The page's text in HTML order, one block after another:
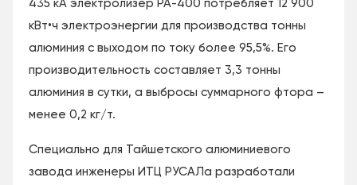
435 кА электролизер РА-400 потребляет 12 900
кВт•ч электроэнергии для производства тонны
алюминия с выходом по току более 95,5%. Его
производительность составляет 3,3 тонны
алюминия в сутки, а выбросы суммарного фтора –
менее 0,2 кг/т.
Специально для Тайшетского алюминиевого
завода инженеры ИТЦ РУСАЛа разработали